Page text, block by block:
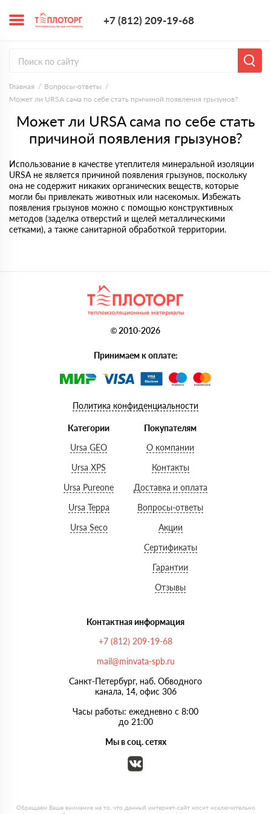
+7 (812) 209-19-68
Главная
Вопросы-ответы
Может ли URSA сама по себе стать причиной появления грызунов?
Может ли URSA сама по себе стать
причиной появления грызунов?
Использование в качестве утеплителя минеральной изоляции
URSA не является причиной появления грызунов, поскольку
она не содержит никаких органических веществ, которые
могли бы привлекать животных или насекомых. Избежать
появления грызунов можно с помощью конструктивных
методов (заделка отверстий и щелей металлическими
сетками), а также санитарной обработкой территории.
© 2010-2026
Принимаем к оплате:
Политика конфиденциальности
Категории
Ursa GEO
Ursa XPS
Ursa Pureone
Ursa Терра
Ursa Seco
Покупателям
О компании
Контакты
Доставка и оплата
Вопросы-ответы
Акции
Сертификаты
Гарантии
Отзывы
Контактная информация
+7 (812) 209-19-68
mail@minvata-spb.ru
Санкт-Петербург, наб. Обводного
канала, 14, офис 306
Часы работы: ежедневно с 8:00
до 21:00
Мы в соц. сетях